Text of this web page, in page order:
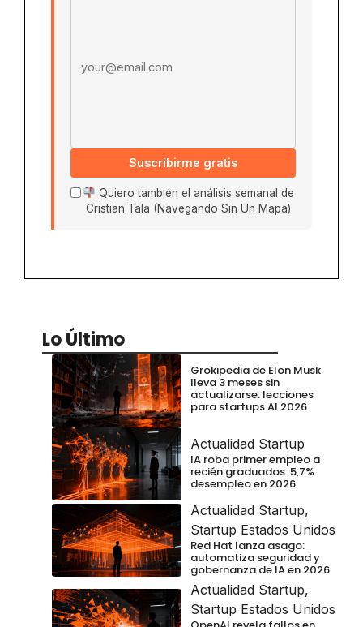
Suscribirme gratis
Quiero también el análisis semanal de
Cristian Tala (Navegando Sin Un Mapa)
Lo Último
Grokipedia de Elon Musk
lleva 3 meses sin
actualizarse: lecciones
para startups AI 2026
Actualidad Startup
IA roba primer empleo a
recién graduados: 5,7%
desempleo en 2026
Actualidad Startup,
Startup Estados Unidos
Red Hat lanza asago:
automatiza seguridad y
gobernanza de IA en 2026
Actualidad Startup,
Startup Estados Unidos